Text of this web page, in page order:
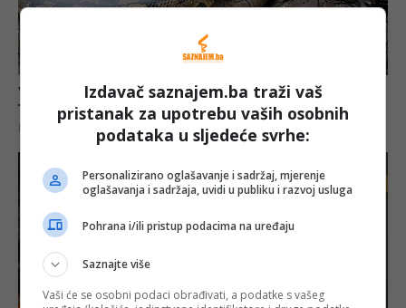
Izdavač saznajem.ba traži vaš
pristanak za upotrebu vaših osobnih
podataka u sljedeće svrhe:
Personalizirano oglašavanje i sadržaj, mjerenje
oglašavanja i sadržaja, uvidi u publiku i razvoj usluga
Pohrana i/ili pristup podacima na uređaju
Saznajte više
Vaši će se osobni podaci obrađivati, a podatke s vašeg